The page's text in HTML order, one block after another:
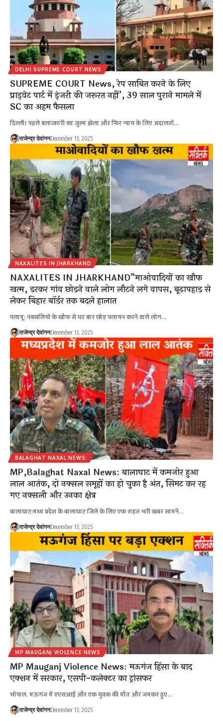
DELHI SUPREME COURT NEWS
SUPREME COURT News, रेप साबित करने के लिए
प्राइवेट पार्ट में इंजरी की जरूरत नहीं’, 39 साल पुराने मामले में
SC का अहम फैसला
दिल्ली। पहले बलात्कारी का जुल्म झेला और फिर न्याय के लिए अदालतों…
राजेन्द्र देवांगनDecember 13, 2025
NAXALITES IN JHARKHAND
NAXALITES IN JHARKHAND”माओवादियों का खौफ
खत्म, डरकर गांव छोड़ने वाले लोग लौटने लगे वापस, बूढ़ापहाड़ से
लेकर बिहार बॉर्डर तक बदले हालात
पलामू: नक्सलियों के खौफ से घर बार छोड़ पलायन करने वाले लोग…
राजेन्द्र देवांगनDecember 13, 2025
BALAGHAT NAXAL NEWS:
MP,Balaghat Naxal News: बालाघाट में कमजोर हुआ
लाल आतंक, दो नक्सल समूहों का हो चुका है अंत, सिमट कर रह
गए नक्सली और उनका क्षेत्र
बालाघाट:मध्य प्रदेश के बालाघाट जिले के लिए एक राहत भरी खबर सामने…
राजेन्द्र देवांगनDecember 13, 2025
MP MAUGANJ VIOLENCE NEWS
MP Mauganj Violence News: मऊगंज हिंसा के बाद
एक्शन में सरकार, एसपी-कलेक्टर का ट्रांसफर
भोपाल. मऊगंज में एएसआई और एक युवक की मौत और जमकर हुए…
राजेन्द्र देवांगनDecember 13, 2025